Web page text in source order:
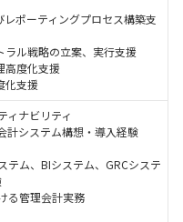
ポーティングプロセス構築支
ル戦略の立案、実行支援
度化支援
支援
ィナビリティ
計システム構想・導入経験
テム、BIシステム、GRCシステ
る管理会計実務